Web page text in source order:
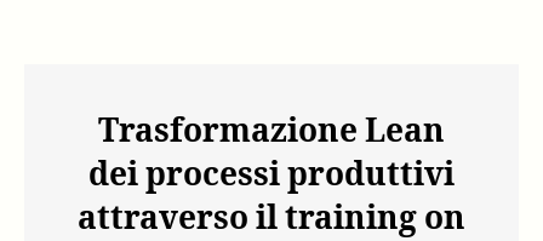
Trasformazione Lean
dei processi produttivi
attraverso il training on